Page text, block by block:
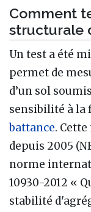
Comment
structurale
Un test a été
permet de
d’un sol
sensibilité à la
battance.
depuis 2005
norme
10930-2012 «
stabilité